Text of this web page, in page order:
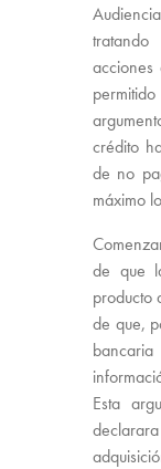
acciones
crédito
de no
máximo
de que
producto
de que,
Esta